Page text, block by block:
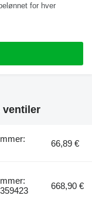
for hver
ventiler
66,89 €
668,90 €